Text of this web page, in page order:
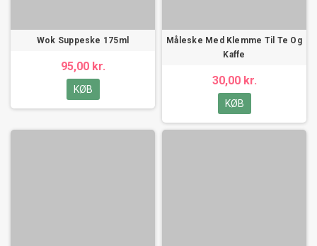
Wok Suppeske 175ml
95,00 kr.
KØB
Måleske Med Klemme Til Te Og
Kaffe
30,00 kr.
KØB